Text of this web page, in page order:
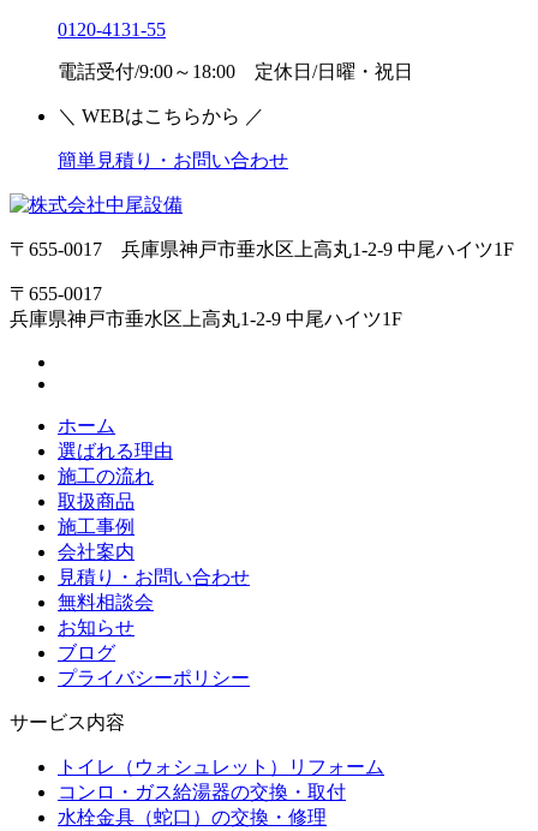
0120-4131-55
電話受付/9:00～18:00 定休日/日曜・祝日
＼ WEBはこちらから ／
簡単見積り・お問い合わせ
〒655-0017 兵庫県神戸市垂水区上高丸1-2-9 中尾ハイツ1F
〒655-0017
兵庫県神戸市垂水区上高丸1-2-9 中尾ハイツ1F
ホーム
選ばれる理由
施工の流れ
取扱商品
施工事例
会社案内
見積り・お問い合わせ
無料相談会
お知らせ
ブログ
プライバシーポリシー
サービス内容
トイレ（ウォシュレット）リフォーム
コンロ・ガス給湯器の交換・取付
水栓金具（蛇口）の交換・修理